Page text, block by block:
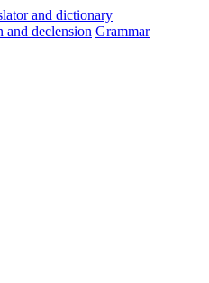
and declension Grammar